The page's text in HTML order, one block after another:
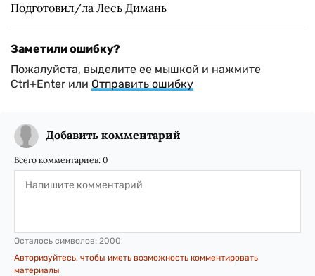
Подготовил/ла Лесь Димань
Заметили ошибку?
Пожалуйста, выделите ее мышкой и нажмите
Ctrl+Enter или Отправить ошибку
Добавить комментарий
Всего комментариев: 0
Осталось символов: 2000
Авторизуйтесь, чтобы иметь возможность комментировать
материалы